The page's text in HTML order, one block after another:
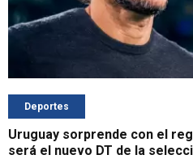
Deportes
Uruguay sorprende con el
será el nuevo DT de la